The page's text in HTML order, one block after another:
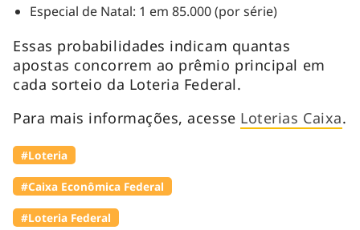
Especial de Natal: 1 em 85.000 (por série)
Essas probabilidades indicam quantas
apostas concorrem ao prêmio principal em
cada sorteio da Loteria Federal.
Para mais informações, acesse Loterias Caixa.
#Loteria
#Caixa Econômica Federal
#Loteria Federal